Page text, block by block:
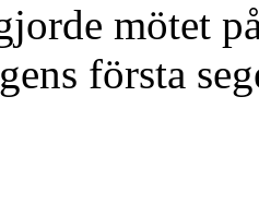
mötet
första